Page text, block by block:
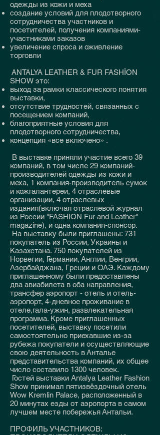
одежды из кожи и меха
создание условий для плодотворного
сотрудничества участников и
посетителей, получения компаниями-
участниками заказов
увеличение спроса и оживление
торговли
ANTALYA LEATHER & FUR FASHİON
SHOW это:
выход за рамки классического понятия
выставки,
отсутствие трудностей, связанных с
посещением компаний,
благоприятные условия для
плодотворного сотрудничества,
концепция «все включено» .
В выставке приняли участие всего 39
компаний, в том числе 29 компаний-
производителей одежды из кожи и
меха, 1 компания-производитель сумок
и кожгалантереи, 4 отраслевые
организации, 4 отраслевых
издания(включая отраслевой журнал
из России "FASHION Fur and Leather"
magazine), и одна компания-спонсор.
На выставку были приглашены: 731
покупатель из России, Украины и
Казахстана. 750 покупателей из
Норвегии, Германии, Англии, Венгрии,
Азербайджана, Греции и ОАЭ. Каждому
приглашенному были предоставлены
два авиабилета в оба направления,
трансфер аэропорт - отель и отель-
аэропорт, 4-дневное проживание в
отеле,гала-ужин, развлекательная
программа. Кроме приглашенных
посетителей, выставку посетили
самостоятельно приехавшие из-за
рубежа покупатели и осуществляющие
свою деятельность в Анталье
представительства компаний, их общее
число составило 1300 человек.
Гостей выставки Antalya Leather Fashion
Show принимал пятизвёздочный отель
Wow Kremlin Palace, расположенный в
20 минутах езды от аэропорта в самом
лучшем месте побережья Антальи.
ПРОФИЛЬ УЧАСТНИКОВ: